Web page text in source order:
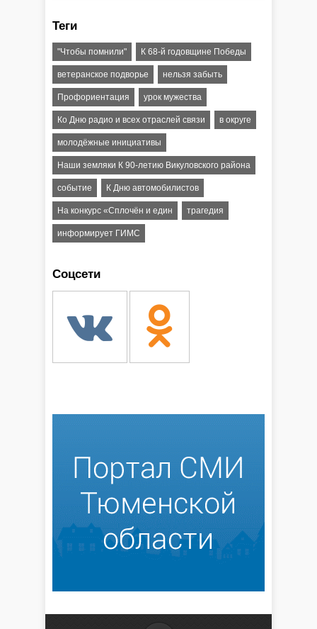
Теги
"Чтобы помнили" К 68-й годовщине Победы
ветеранское подворье нельзя забыть
Профориентация урок мужества
Ко Дню радио и всех отраслей связи в округе
молодёжные инициативы
Наши земляки К 90-летию Викуловского района
событие К Дню автомобилистов
На конкурс «Сплочён и един трагедия
информирует ГИМС
Соцсети